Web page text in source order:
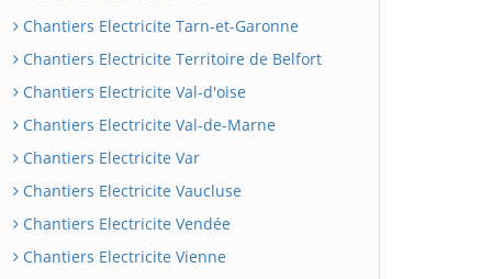
Chantiers Electricite Tarn-et-Garonne
Chantiers Electricite Territoire de Belfort
Chantiers Electricite Val-d'oise
Chantiers Electricite Val-de-Marne
Chantiers Electricite Var
Chantiers Electricite Vaucluse
Chantiers Electricite Vendée
Chantiers Electricite Vienne